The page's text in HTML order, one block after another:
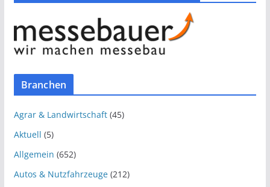
Branchen
Agrar & Landwirtschaft(45)
Aktuell (5)
Allgemein (652)
Autos & Nutzfahrzeuge(212)